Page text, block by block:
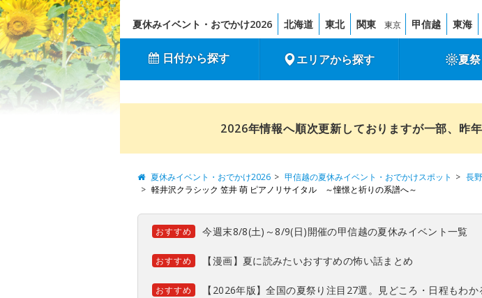
夏休みイベント・おでかけ2026 北海道 東北 関東 東京 甲信越 東海
日付から探す エリアから探す 夏祭
2026年情報へ順次更新しておりますが一部、昨
夏休みイベント・おでかけ2026 甲信越の夏休みイベント・おでかけスポット 長
軽井沢クラシック 笠井 萌 ピアノリサイタル ～憧憬と祈りの系譜へ～
おすすめ 今週末8/8(土)～8/9(日)開催の甲信越の夏休みイベント一覧
おすすめ 【漫画】夏に読みたいおすすめの怖い話まとめ
おすすめ 【2026年版】全国の夏祭り注目27選。見どころ・日程もわか